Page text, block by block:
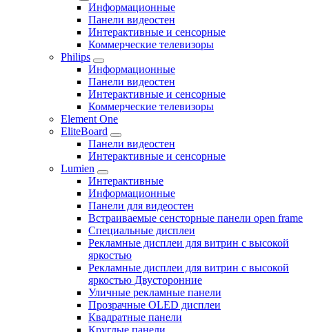
Информационные
Панели видеостен
Интерактивные и сенсорные
Коммерческие телевизоры
Philips
Информационные
Панели видеостен
Интерактивные и сенсорные
Коммерческие телевизоры
Element One
EliteBoard
Панели видеостен
Интерактивные и сенсорные
Lumien
Интерактивные
Информационные
Панели для видеостен
Встраиваемые сенсторные панели open frame
Специальные дисплеи
Рекламные дисплеи для витрин с высокой
яркостью
Рекламные дисплеи для витрин с высокой
яркостью Двусторонние
Уличные рекламные панели
Прозрачные OLED дисплеи
Квадратные панели